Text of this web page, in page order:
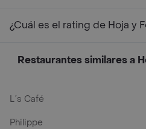
¿Cuál es el rating de Hoja y
Restaurantes similares a
L´s Café
Philippe